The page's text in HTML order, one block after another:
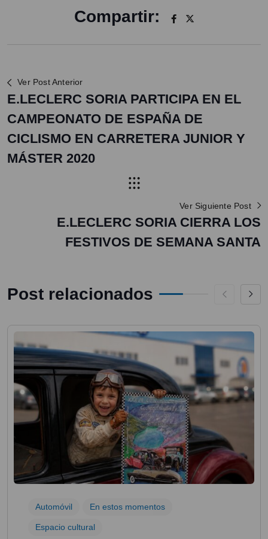
Compartir:
Ver Post Anterior
E.LECLERC SORIA PARTICIPA EN EL
CAMPEONATO DE ESPAÑA DE
CICLISMO EN CARRETERA JUNIOR Y
MÁSTER 2020
Ver Siguiente Post
E.LECLERC SORIA CIERRA LOS
FESTIVOS DE SEMANA SANTA
Post relacionados
Automóvil En estos momentos
Espacio cultural